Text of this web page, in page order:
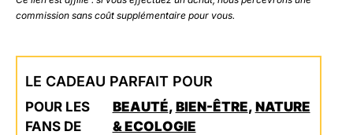
commission sans coût supplémentaire pour vous.
LE CADEAU PARFAIT POUR
POUR LES
FANS DE
BEAUTÉ, BIEN-ÊTRE, NATURE
& ECOLOGIE